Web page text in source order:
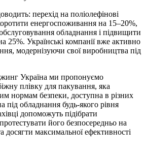
перехід на поліолефінові
енергоспоживання на 15–20%,
обладнання і підвищити
25%. Українські компанії вже активно
модернізуючи свої виробництва під
Україна ми пропонуємо
плівку для пакування, яка
нормам безпеки, доступна в різних
під обладнання будь-якого рівня
допоможуть підібрати
його безпосередньо на
досягти максимальної ефективності